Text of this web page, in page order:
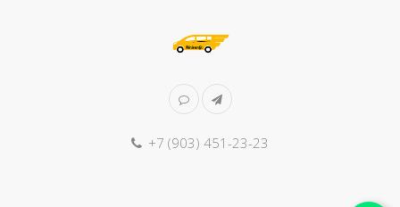
+7 (903) 451-23-23